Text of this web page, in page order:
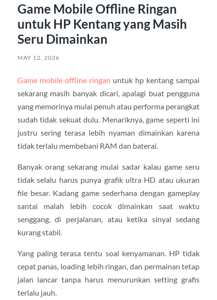
Game Mobile Offline Ringan
untuk HP Kentang yang Masih
Seru Dimainkan
MAY 12, 2026
Game mobile offline ringan untuk hp kentang sampai
sekarang masih banyak dicari, apalagi buat pengguna
yang memorinya mulai penuh atau performa perangkat
sudah tidak sekuat dulu. Menariknya, game seperti ini
justru sering terasa lebih nyaman dimainkan karena
tidak terlalu membebani RAM dan baterai.
Banyak orang sekarang mulai sadar kalau game seru
tidak selalu harus punya grafik ultra HD atau ukuran
file besar. Kadang game sederhana dengan gameplay
santai malah lebih cocok dimainkan saat waktu
senggang, di perjalanan, atau ketika sinyal sedang
kurang stabil.
Yang paling terasa tentu soal kenyamanan. HP tidak
cepat panas, loading lebih ringan, dan permainan tetap
jalan lancar tanpa harus menurunkan setting grafis
terlalu jauh.